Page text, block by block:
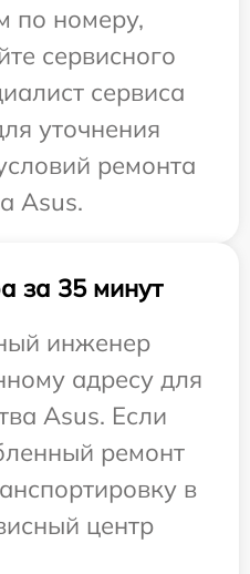
по номеру,
сервисного
сервиса
уточнения
ремонта
Asus.
за 35 минут
инженер
адресу для
Asus. Если
ремонт
в
центр